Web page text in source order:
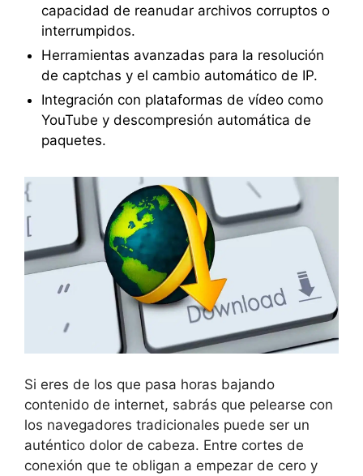
capacidad de reanudar archivos corruptos o
interrumpidos.
Herramientas avanzadas para la resolución
de captchas y el cambio automático de IP.
Integración con plataformas de vídeo como
YouTube y descompresión automática de
paquetes.
Si eres de los que pasa horas bajando
contenido de internet, sabrás que pelearse con
los navegadores tradicionales puede ser un
auténtico dolor de cabeza. Entre cortes de
conexión que te obligan a empezar de cero y